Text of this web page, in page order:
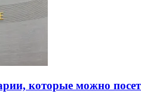
которые можно